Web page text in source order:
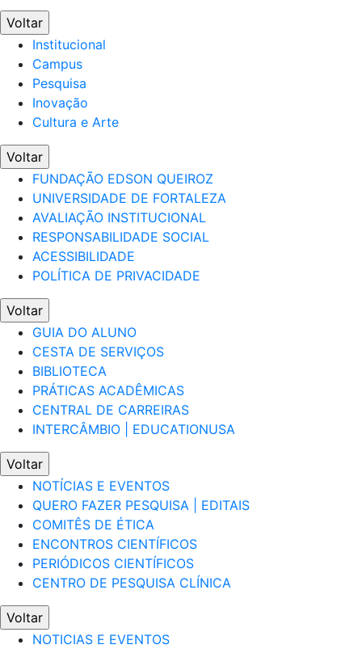
Voltar
Institucional
Campus
Pesquisa
Inovação
Cultura e Arte
Voltar
FUNDAÇÃO EDSON QUEIROZ
UNIVERSIDADE DE FORTALEZA
AVALIAÇÃO INSTITUCIONAL
RESPONSABILIDADE SOCIAL
ACESSIBILIDADE
POLÍTICA DE PRIVACIDADE
Voltar
GUIA DO ALUNO
CESTA DE SERVIÇOS
BIBLIOTECA
PRÁTICAS ACADÊMICAS
CENTRAL DE CARREIRAS
INTERCÂMBIO | EDUCATIONUSA
Voltar
NOTÍCIAS E EVENTOS
QUERO FAZER PESQUISA | EDITAIS
COMITÊS DE ÉTICA
ENCONTROS CIENTÍFICOS
PERIÓDICOS CIENTÍFICOS
CENTRO DE PESQUISA CLÍNICA
Voltar
NOTICIAS E EVENTOS